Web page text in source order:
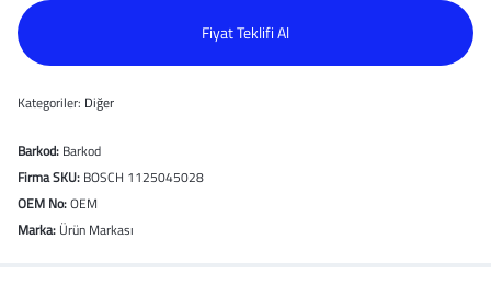
Fiyat Teklifi Al
Kategoriler: Diğer
Barkod: Barkod
Firma SKU: BOSCH 1125045028
OEM No:OEM
Marka: Ürün Markası